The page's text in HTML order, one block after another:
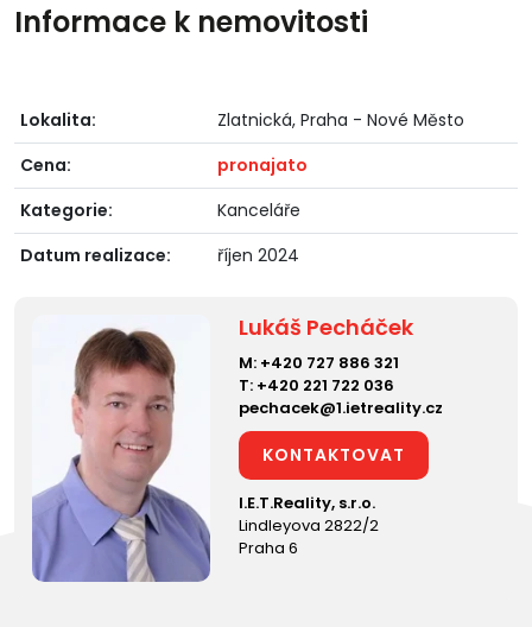
Informace k nemovitosti
Lokalita:
Zlatnická, Praha - Nové Město
Cena:
pronajato
Kategorie:
Kanceláře
Datum realizace:
říjen 2024
Lukáš Pecháček
M: +420 727 886 321
T: +420 221 722 036
pechacek@1.ietreality.cz
KONTAKTOVAT
I.E.T.Reality, s.r.o.
Lindleyova 2822/2
Praha 6